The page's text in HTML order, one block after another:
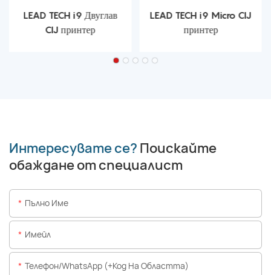
LEAD TECH i9 Двуглав
CIJ принтер
LEAD TECH i9 Micro CIJ
принтер
Интересувате се? Поискайте
обаждане от специалист
Пълно Име
Имейл
Телефон/WhatsApp (+Код На Областта)